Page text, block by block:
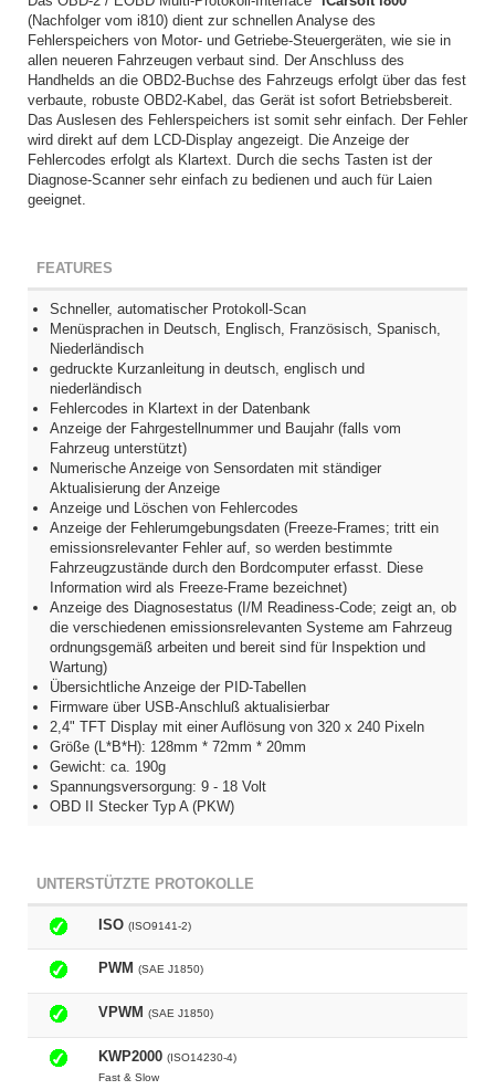
(Nachfolger vom i810) dient zur schnellen Analyse des
Fehlerspeichers von Motor- und Getriebe-Steuergeräten, wie sie in
allen neueren Fahrzeugen verbaut sind. Der Anschluss des
Handhelds an die OBD2-Buchse des Fahrzeugs erfolgt über das fest
verbaute, robuste OBD2-Kabel, das Gerät ist sofort Betriebsbereit.
Das Auslesen des Fehlerspeichers ist somit sehr einfach. Der Fehler
wird direkt auf dem LCD-Display angezeigt. Die Anzeige der
Fehlercodes erfolgt als Klartext. Durch die sechs Tasten ist der
Diagnose-Scanner sehr einfach zu bedienen und auch für Laien
geeignet.
FEATURES
Schneller, automatischer Protokoll-Scan
Menüsprachen in Deutsch, Englisch, Französisch, Spanisch,
Niederländisch
gedruckte Kurzanleitung in deutsch, englisch und
niederländisch
Fehlercodes in Klartext in der Datenbank
Anzeige der Fahrgestellnummer und Baujahr (falls vom
Fahrzeug unterstützt)
Numerische Anzeige von Sensordaten mit ständiger
Aktualisierung der Anzeige
Anzeige und Löschen von Fehlercodes
Anzeige der Fehlerumgebungsdaten (Freeze-Frames; tritt ein
emissionsrelevanter Fehler auf, so werden bestimmte
Fahrzeugzustände durch den Bordcomputer erfasst. Diese
Information wird als Freeze-Frame bezeichnet)
Anzeige des Diagnosestatus (I/M Readiness-Code; zeigt an, ob
die verschiedenen emissionsrelevanten Systeme am Fahrzeug
ordnungsgemäß arbeiten und bereit sind für Inspektion und
Wartung)
Übersichtliche Anzeige der PID-Tabellen
Firmware über USB-Anschluß aktualisierbar
2,4" TFT Display mit einer Auflösung von 320 x 240 Pixeln
Größe (L*B*H): 128mm * 72mm * 20mm
Gewicht: ca. 190g
Spannungsversorgung: 9 - 18 Volt
OBD II Stecker Typ A (PKW)
UNTERSTÜTZTE PROTOKOLLE
ISO (ISO9141-2)
PWM (SAE J1850)
VPWM (SAE J1850)
KWP2000 (ISO14230-4)
Fast & Slow